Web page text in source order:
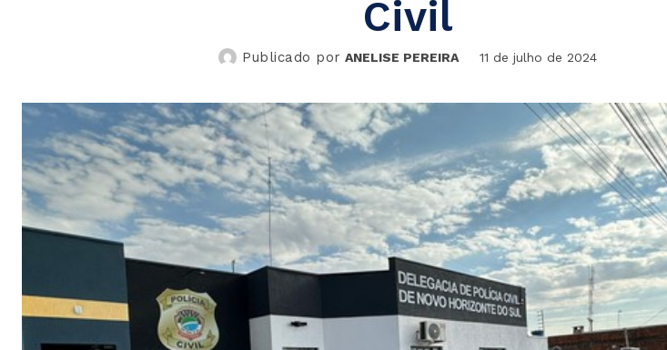
Civil
Publicado por ANELISE PEREIRA 11 de julho de 2024